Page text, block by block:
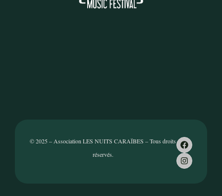
© 2025 – Association LES NUITS CARAÏBES – Tous droits
réservés.